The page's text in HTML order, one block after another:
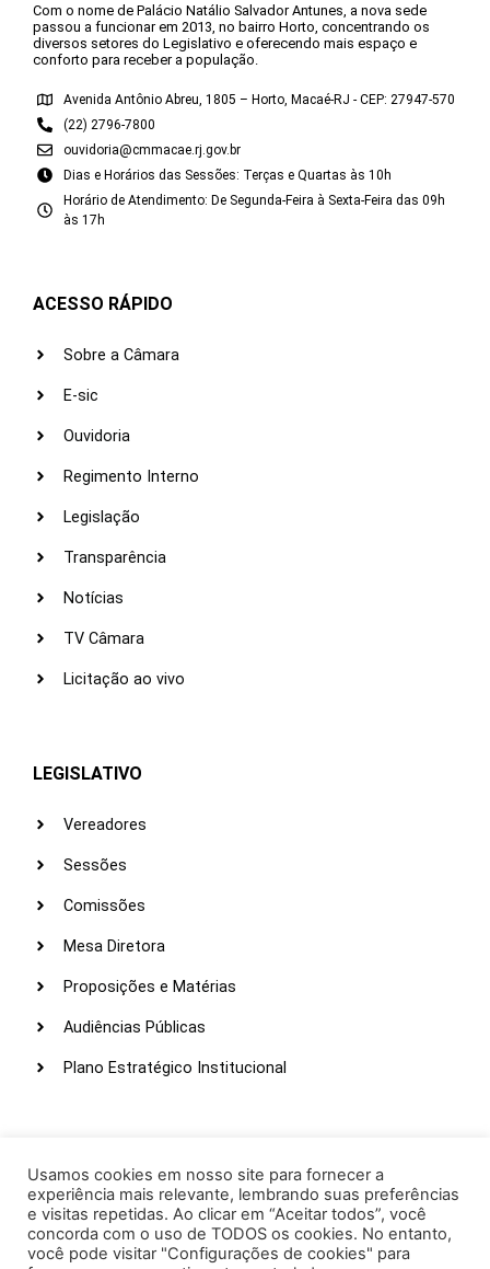
Com o nome de Palácio Natálio Salvador Antunes, a nova sede
passou a funcionar em 2013, no bairro Horto, concentrando os
diversos setores do Legislativo e oferecendo mais espaço e
conforto para receber a população.
Avenida Antônio Abreu, 1805 – Horto, Macaé-RJ - CEP: 27947-570
(22) 2796-7800
ouvidoria@cmmacae.rj.gov.br
Dias e Horários das Sessões: Terças e Quartas às 10h
Horário de Atendimento: De Segunda-Feira à Sexta-Feira das 09h
às 17h
ACESSO RÁPIDO
Sobre a Câmara
E-sic
Ouvidoria
Regimento Interno
Legislação
Transparência
Notícias
TV Câmara
Licitação ao vivo
LEGISLATIVO
Vereadores
Sessões
Comissões
Mesa Diretora
Proposições e Matérias
Audiências Públicas
Plano Estratégico Institucional
Webmail
Intranet
Administração
Usamos cookies em nosso site para fornecer a
experiência mais relevante, lembrando suas preferências
e visitas repetidas. Ao clicar em “Aceitar todos”, você
concorda com o uso de TODOS os cookies. No entanto,
você pode visitar "Configurações de cookies" para